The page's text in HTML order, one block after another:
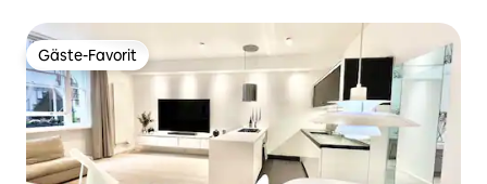
Gäste-Favorit
Gäste-Favorit